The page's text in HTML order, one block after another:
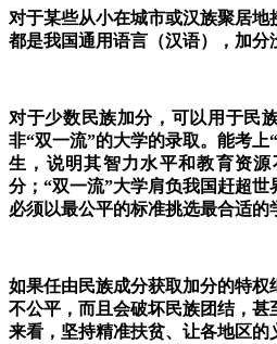
对于某些从小在城市或汉族聚居
都是我国通用语言（汉语），加分
对于少数民族加分，可以用于民
非“双一流”的大学的录取。能考
生，说明其智力水平和教育资
分；“双一流”大学肩负我国赶超世
必须以最公平的标准挑选最合适的
如果任由民族成分获取加分的特
不公平，而且会破坏民族团结，甚
来看，坚持精准扶贫、让各地区